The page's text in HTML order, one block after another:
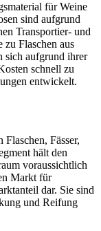
für Weine
sind aufgrund
Transportier- und
Flaschen aus
sich aufgrund ihrer
schnell zu
entwickelt.
Fässer,
hält den
voraussichtlich
Markt für
dar. Sie sind
und Reifung